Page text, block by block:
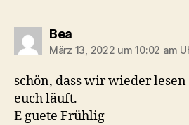
Beasagt:
März 13, 2022 um 10:02 am
schön, dass wir wieder
euch läuft.
E guete Frühlig